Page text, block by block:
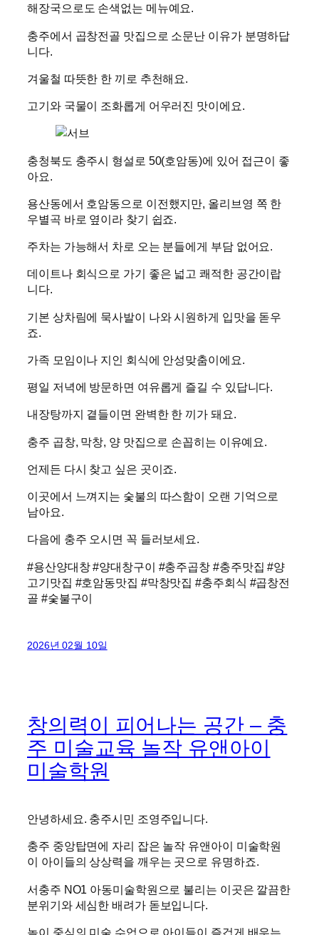
해장국으로도 손색없는 메뉴예요.
충주에서 곱창전골 맛집으로 소문난 이유가 분명하답
니다.
겨울철 따뜻한 한 끼로 추천해요.
고기와 국물이 조화롭게 어우러진 맛이에요.
충청북도 충주시 형설로 50(호암동)에 있어 접근이 좋
아요.
용산동에서 호암동으로 이전했지만, 올리브영 쪽 한
우별곡 바로 옆이라 찾기 쉽죠.
주차는 가능해서 차로 오는 분들에게 부담 없어요.
데이트나 회식으로 가기 좋은 넓고 쾌적한 공간이랍
니다.
기본 상차림에 묵사발이 나와 시원하게 입맛을 돋우
죠.
가족 모임이나 지인 회식에 안성맞춤이에요.
평일 저녁에 방문하면 여유롭게 즐길 수 있답니다.
내장탕까지 곁들이면 완벽한 한 끼가 돼요.
충주 곱창, 막창, 양 맛집으로 손꼽히는 이유예요.
언제든 다시 찾고 싶은 곳이죠.
이곳에서 느껴지는 숯불의 따스함이 오랜 기억으로
남아요.
다음에 충주 오시면 꼭 들러보세요.
#용산양대창 #양대창구이 #충주곱창 #충주맛집 #양
고기맛집 #호암동맛집 #막창맛집 #충주회식 #곱창전
골 #숯불구이
2026년 02월 10일
창의력이 피어나는 공간 – 충
주 미술교육 놀작 유앤아이
미술학원
안녕하세요. 충주시민 조영주입니다.
충주 중앙탑면에 자리 잡은 놀작 유앤아이 미술학원
이 아이들의 상상력을 깨우는 곳으로 유명하죠.
서충주 NO1 아동미술학원으로 불리는 이곳은 깔끔한
분위기와 세심한 배려가 돋보입니다.
놀이 중심의 미술 수업으로 아이들이 즐겁게 배우는